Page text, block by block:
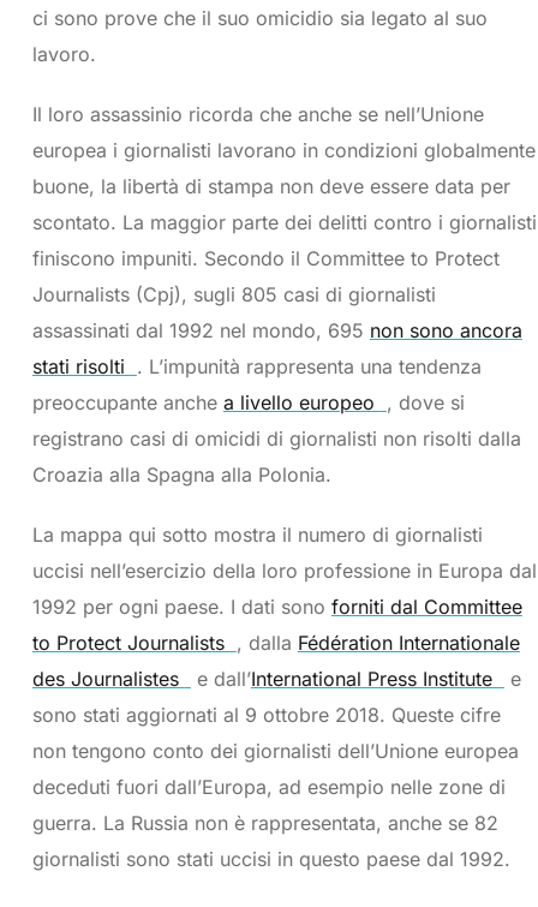
ci sono prove che il suo omicidio sia legato al suo
lavoro.
Il loro assassinio ricorda che anche se nell’Unione
europea i giornalisti lavorano in condizioni globalmente
buone, la libertà di stampa non deve essere data per
scontato. La maggior parte dei delitti contro i giornalisti
finiscono impuniti. Secondo il Committee to Protect
Journalists (Cpj), sugli 805 casi di giornalisti
assassinati dal 1992 nel mondo, 695 non sono ancora
stati risolti . L’impunità rappresenta una tendenza
preoccupante anche a livello europeo , dove si
registrano casi di omicidi di giornalisti non risolti dalla
Croazia alla Spagna alla Polonia.
La mappa qui sotto mostra il numero di giornalisti
uccisi nell’esercizio della loro professione in Europa dal
1992 per ogni paese. I dati sono forniti dal Committee
to Protect Journalists , dalla Fédération Internationale
des Journalistes
e dall’International Press Institute
e
sono stati aggiornati al 9 ottobre 2018. Queste cifre
non tengono conto dei giornalisti dell’Unione europea
deceduti fuori dall’Europa, ad esempio nelle zone di
guerra. La Russia non è rappresentata, anche se 82
giornalisti sono stati uccisi in questo paese dal 1992.